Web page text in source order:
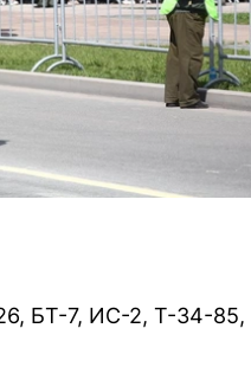
БТ-7, ИС-2, Т-34-85,